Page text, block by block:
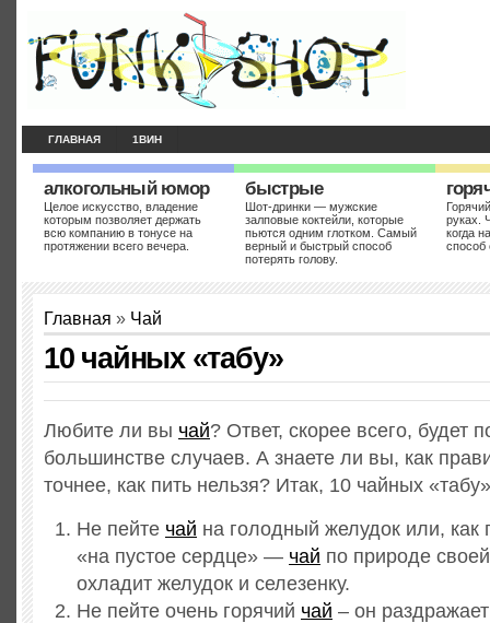
ГЛАВНАЯ 1ВИН
алкогольный юмор
Целое искусство, владение
которым позволяет держать
всю компанию в тонусе на
протяжении всего вечера.
быстрые
Шот-дринки — мужские
залповые коктейли, которые
пьются одним глотком. Самый
верный и быстрый способ
потерять голову.
руках.
когда
способ
Главная » Чай
10 чайных «табу»
Любите ли вы чай? Ответ, скорее всего, будет
большинстве случаев. А знаете ли вы, как
точнее, как пить нельзя? Итак, 10 чайных
Не пейте чай на голодный желудок или, как
«на пустое сердце» — чай по природе
охладит желудок и селезенку.
Не пейте очень горячий чай – он